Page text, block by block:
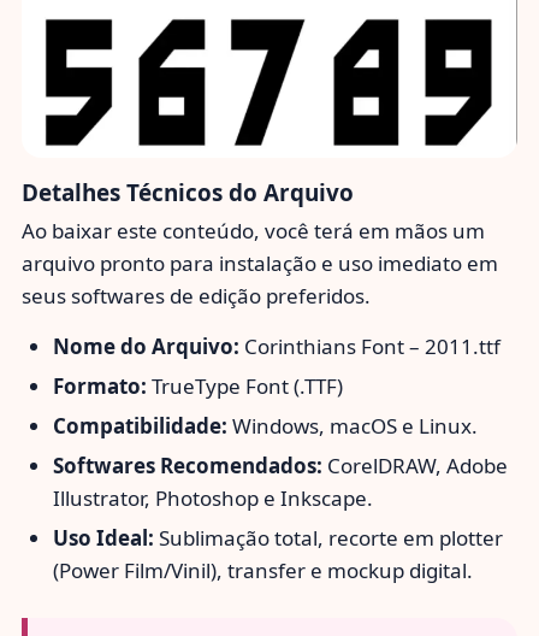
Detalhes Técnicos do Arquivo
Ao baixar este conteúdo, você terá em mãos um
arquivo pronto para instalação e uso imediato em
seus softwares de edição preferidos.
Nome do Arquivo: Corinthians Font – 2011.ttf
Formato: TrueType Font (.TTF)
Compatibilidade: Windows, macOS e Linux.
Softwares Recomendados: CorelDRAW, Adobe
Illustrator, Photoshop e Inkscape.
Uso Ideal: Sublimação total, recorte em plotter
(Power Film/Vinil), transfer e mockup digital.